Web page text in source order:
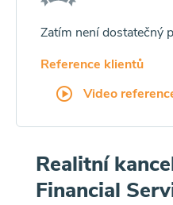
Zatím není dostatečný
Reference klientů
Video
Realitní
Financial